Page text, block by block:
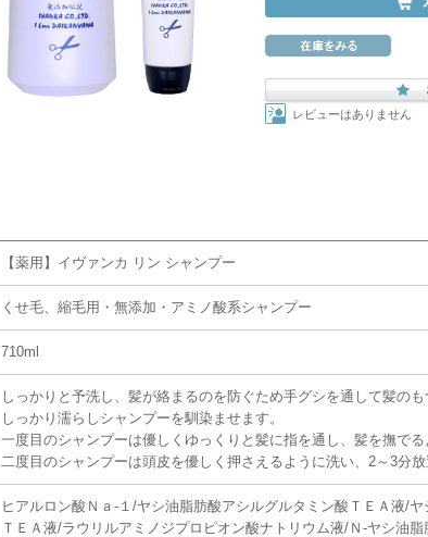
レビューはありません
【薬用】イヴァンカ リン シャンプー
くせ毛、縮毛用・無添加・アミノ酸系シャンプー
710ml
しっかりと予洗し、髪が絡まるのを防ぐため手グシを通して髪の
しっかり濡らしシャンプーを馴染ませます。
一度目のシャンプーは優しくゆっくりと髪に指を通し、髪を撫でる
二度目のシャンプーは頭皮を優しく押さえるように洗い、2～3分放
ヒアルロン酸Ｎａ-１/ヤシ油脂肪酸アシルグルタミン酸ＴＥＡ液/
ＴＥＡ液/ラウリルアミノジプロピオン酸ナトリウム液/Ｎ-ヤシ油